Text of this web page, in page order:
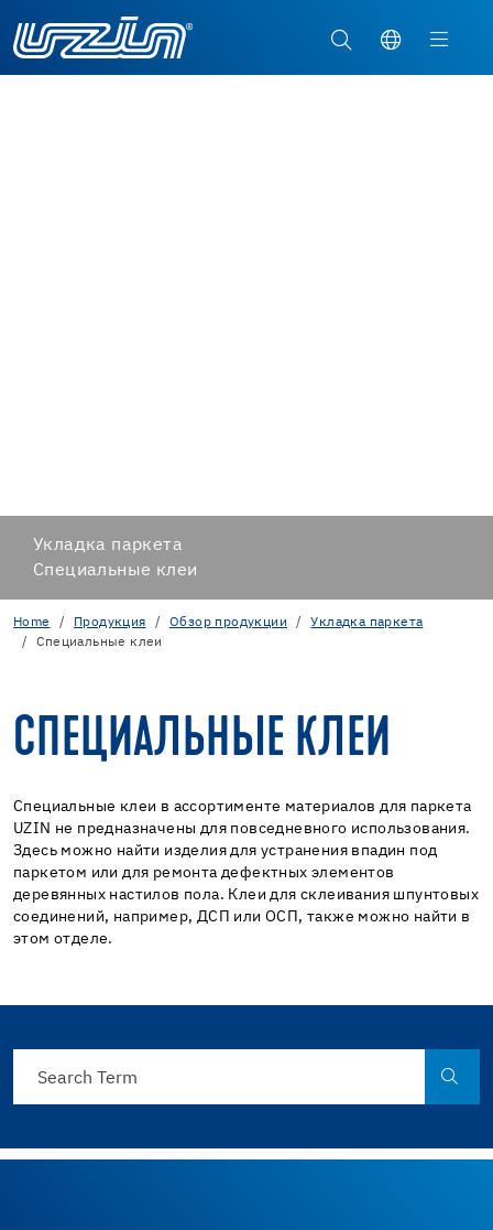
Укладка паркета
Специальные клеи
Home Продукция Обзор продукции
Укладка паркета
Специальные клеи
СПЕЦИАЛЬНЫЕ КЛЕИ
Специальные клеи в ассортименте материалов для паркета
UZIN не предназначены для повседневного использования.
Здесь можно найти изделия для устранения впадин под
паркетом или для ремонта дефектных элементов
деревянных настилов пола. Клеи для склеивания шпунтовых
соединений, например, ДСП или ОСП, также можно найти в
этом отделе.